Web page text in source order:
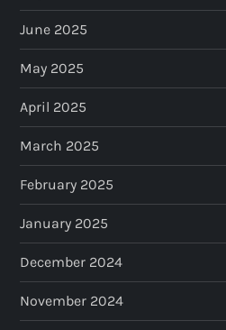
June 2025
May 2025
April 2025
March 2025
February 2025
January 2025
December 2024
November 2024